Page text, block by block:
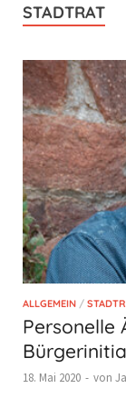
STADTRAT
ALLGEMEIN /
Personelle
18. Mai 2020 - von